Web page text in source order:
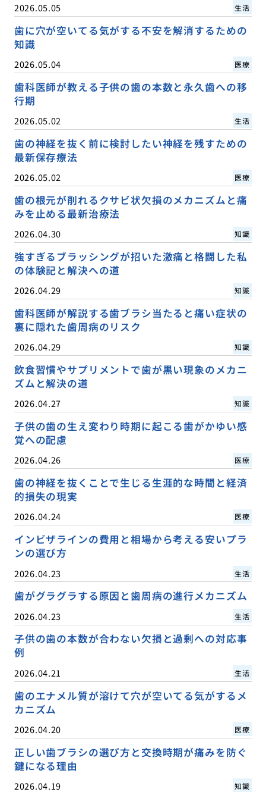
2026.05.05 生活
歯に穴が空いてる気がする不安を解消するための
知識
2026.05.04 医療
歯科医師が教える子供の歯の本数と永久歯への移
行期
2026.05.02 生活
歯の神経を抜く前に検討したい神経を残すための
最新保存療法
2026.05.02 医療
歯の根元が削れるクサビ状欠損のメカニズムと痛
みを止める最新治療法
2026.04.30 知識
強すぎるブラッシングが招いた激痛と格闘した私
の体験記と解決への道
2026.04.29 知識
歯科医師が解説する歯ブラシ当たると痛い症状の
裏に隠れた歯周病のリスク
2026.04.29 知識
飲食習慣やサプリメントで歯が黒い現象のメカニ
ズムと解決の道
2026.04.27 知識
子供の歯の生え変わり時期に起こる歯がかゆい感
覚への配慮
2026.04.26 医療
歯の神経を抜くことで生じる生涯的な時間と経済
的損失の現実
2026.04.24 医療
インビザラインの費用と相場から考える安いプラ
ンの選び方
2026.04.23 生活
歯がグラグラする原因と歯周病の進行メカニズム
2026.04.23 生活
子供の歯の本数が合わない欠損と過剰への対応事
例
2026.04.21 生活
歯のエナメル質が溶けて穴が空いてる気がするメ
カニズム
2026.04.20 医療
正しい歯ブラシの選び方と交換時期が痛みを防ぐ
鍵になる理由
2026.04.19 知識